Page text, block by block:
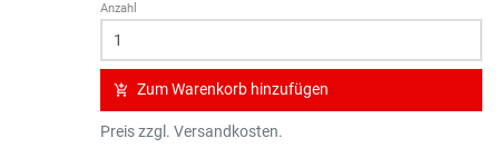
Anzahl
add_shopping_cart Zum Warenkorb hinzufügen
Preis zzgl. Versandkosten.